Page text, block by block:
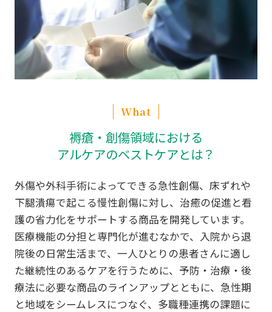
What
褥瘡・創傷領域における
アルケアのベストケアとは？
外傷や外科手術によってできる急性創傷、床ずれや
下腿潰瘍で起こる慢性創傷に対し、治癒の促進と看
護の省力化をサポートする商品を開発しています。
医療機能の分担と専門化が進むなかで、入院から退
院後の日常生活まで、一人ひとりの患者さんに適し
た継続性のあるケアを行うために、予防・治療・後
療法に必要な商品のラインアップとともに、急性期
と地域をシームレスにつなぐ、多職種連携の課題に